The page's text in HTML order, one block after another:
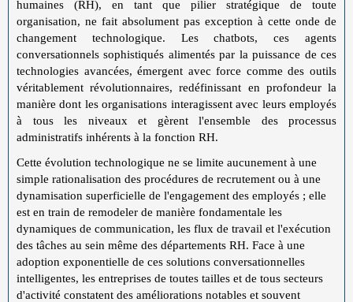
humaines (RH), en tant que pilier stratégique de toute
organisation, ne fait absolument pas exception à cette onde de
changement technologique. Les chatbots, ces agents
conversationnels sophistiqués alimentés par la puissance de ces
technologies avancées, émergent avec force comme des outils
véritablement révolutionnaires, redéfinissant en profondeur la
manière dont les organisations interagissent avec leurs employés
à tous les niveaux et gèrent l'ensemble des processus
administratifs inhérents à la fonction RH.
Cette évolution technologique ne se limite aucunement à une
simple rationalisation des procédures de recrutement ou à une
dynamisation superficielle de l'engagement des employés ; elle
est en train de remodeler de manière fondamentale les
dynamiques de communication, les flux de travail et l'exécution
des tâches au sein même des départements RH. Face à une
adoption exponentielle de ces solutions conversationnelles
intelligentes, les entreprises de toutes tailles et de tous secteurs
d'activité constatent des améliorations notables et souvent